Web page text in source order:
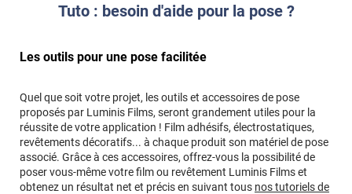
Tuto : besoin d'aide pour la pose ?
Les outils pour une pose facilitée
Quel que soit votre projet, les outils et accessoires de pose
proposés par Luminis Films, seront grandement utiles pour la
réussite de votre application ! Film adhésifs, électrostatiques,
revêtements décoratifs... à chaque produit son matériel de pose
associé. Grâce à ces accessoires, offrez-vous la possibilité de
poser vous-même votre film ou revêtement Luminis Films et
obtenez un résultat net et précis en suivant tous nos tutoriels de